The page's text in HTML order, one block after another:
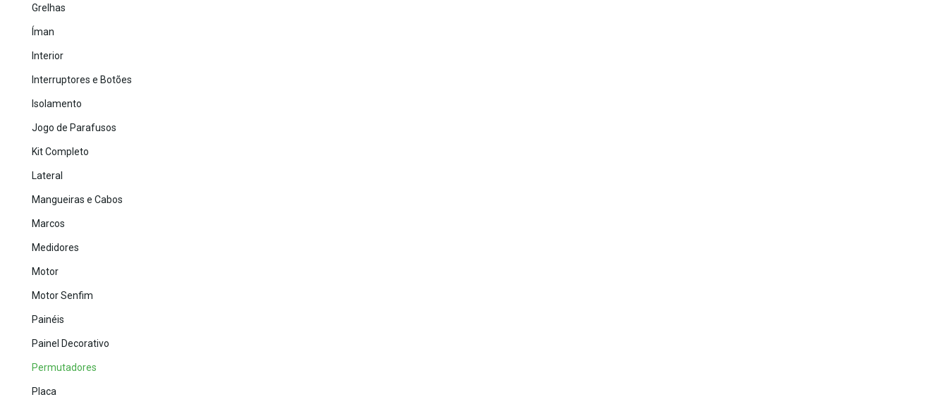
Grelhas
Íman
Interior
Interruptores e Botões
Isolamento
Jogo de Parafusos
Kit Completo
Lateral
Mangueiras e Cabos
Marcos
Medidores
Motor
Motor Senfim
Painéis
Painel Decorativo
Permutadores
Placa